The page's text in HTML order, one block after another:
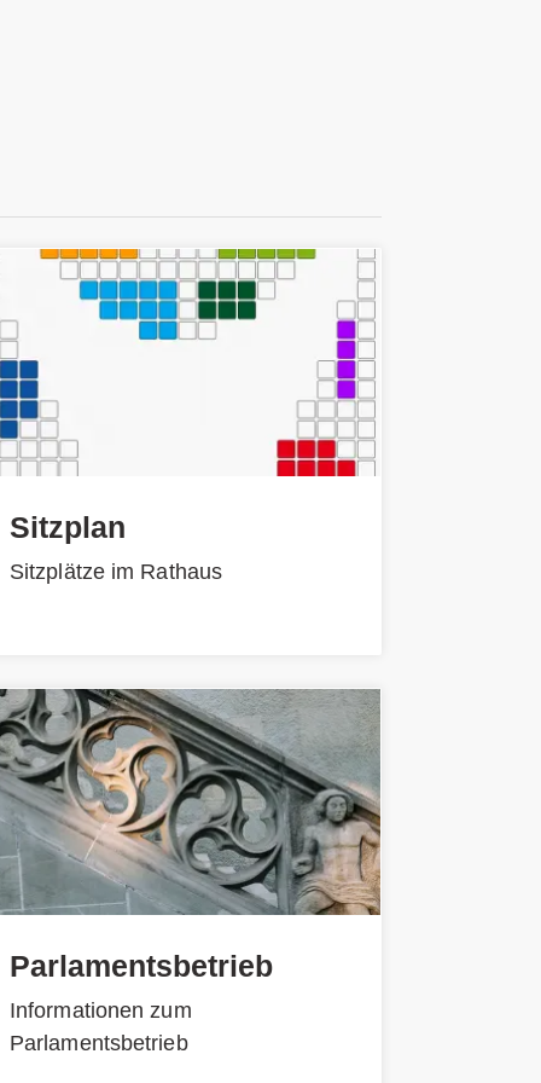
Sitzplan
Sitzplätze im Rathaus
Parlamentsbetrieb
Informationen zum
Parlamentsbetrieb